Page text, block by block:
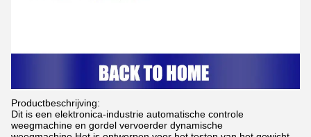
Productbeschrijving:
Dit is een elektronica-industrie automatische controle
weegmachine en gordel vervoerder dynamische